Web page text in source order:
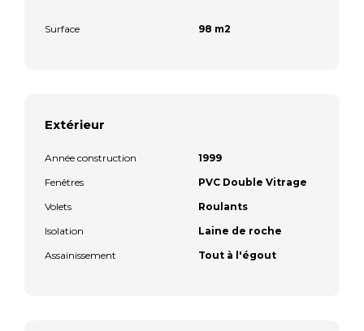
Surface 98 m2
Extérieur
Année construction
1999
Fenêtres
PVC Double Vitrage
Volets
Roulants
Isolation
Laine de roche
Assainissement
Tout à l'égout